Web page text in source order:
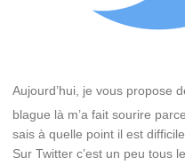
Aujourd’hui, je vous propose
blague là m’a fait sourire
sais à quelle point il est
Sur Twitter c’est un peu tous